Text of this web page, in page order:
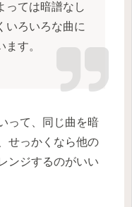
っては暗譜なし
いろいろな曲に
す。
って、同じ曲を暗
せっかくなら他の
ンジするのがいい